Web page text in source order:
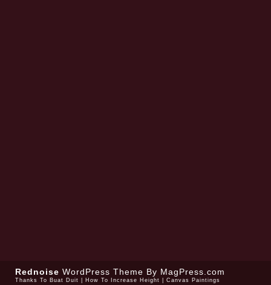
Rednoise WordPress Theme By MagPress.com
Thanks To Buat Duit How To Increase Height Canvas Paintings